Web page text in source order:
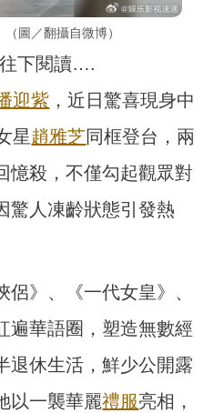
圖／翻攝自微博）
下閱讀….
迎紫 ，近日驚喜現身中
星趙雅芝同框登台，兩
憶殺，不僅勾起觀眾對
驚人凍齡狀態引發熱
》、《一代女皇》、
遍華語圈，塑造無數經
退休生活，鮮少公開露
以一襲華麗禮服亮相，